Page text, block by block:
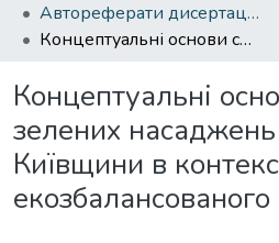
Автореферати дисертацій та дисертації
Концептуальні основи систем зелених насаджень малих міст Київщини в контексті екозбалансованого розвитку
Концептуальні
зелених
Київщини в